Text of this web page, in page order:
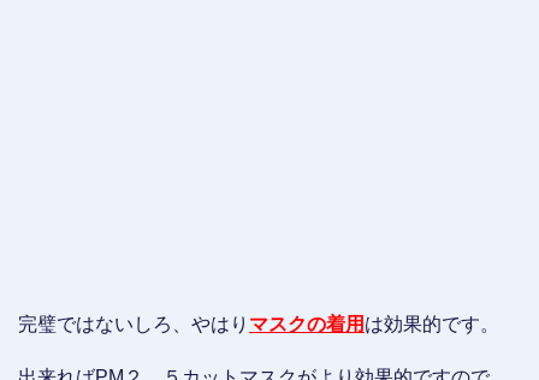
完璧ではないしろ、やはり マスクの着用 は効果的です。